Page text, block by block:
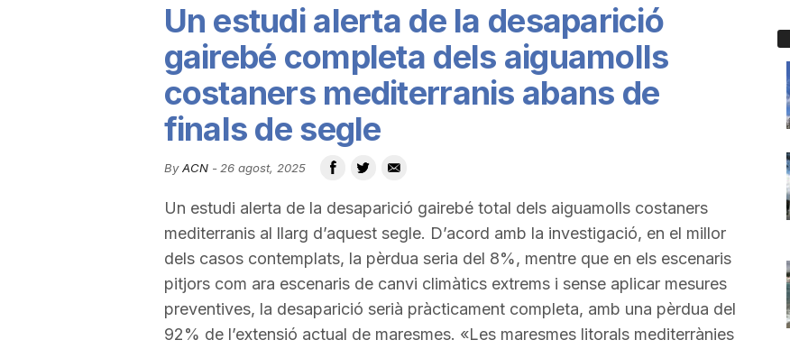
u
t
t
d
Un estudi alerta de la desaparició
gairebé completa dels aiguamolls
costaners mediterranis abans de
finals de segle
By ACN- 26 agost, 2025
Un estudi alerta de la desaparició gairebé total dels aiguamolls costaners
mediterranis al llarg d’aquest segle. D’acord amb la investigació, en el millor
dels casos contemplats, la pèrdua seria del 8%, mentre que en els escenaris
pitjors com ara escenaris de canvi climàtics extrems i sense aplicar mesures
preventives, la desaparició serià pràcticament completa, amb una pèrdua del
92% de l’extensió actual de maresmes. «Les maresmes litorals mediterrànies